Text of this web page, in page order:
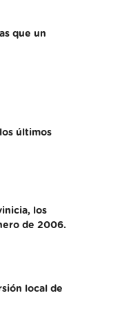
que un
últimos
los
de 2006.
local de